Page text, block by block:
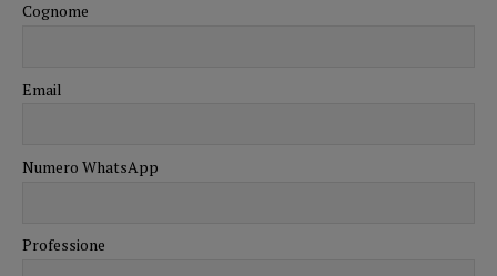
Cognome
Email
Numero WhatsApp
Professione